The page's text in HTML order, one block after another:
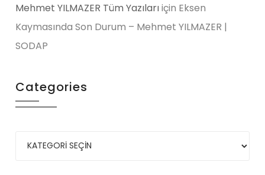
Mehmet YILMAZER Tüm Yazılarıiçin Eksen
Kaymasında Son Durum – Mehmet YILMAZER |
SODAP
Categories